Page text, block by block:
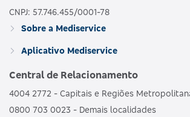
CNPJ: 57.746.455/0001-78
Sobre a Mediservice
Aplicativo Mediservice
Central de Relacionamento
4004 2772 - Capitais e Regiões
0800 703 0023 - Demais localidades